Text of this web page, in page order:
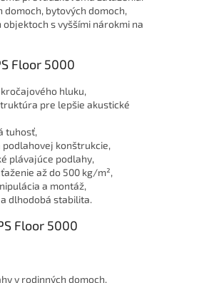
domoch, bytových domoch,
s vyššími nárokmi na
Floor 5000
hluku,
pre lepšie akustické
tuhosť,
konštrukcie,
plávajúce podlahy,
až do 500 kg/m²,
a montáž,
dlhodobá stabilita.
Floor 5000
v rodinných domoch,